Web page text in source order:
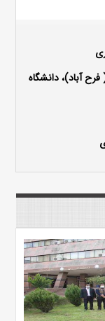
7 جاده دریا ( فرح آباد)، دانشگاه